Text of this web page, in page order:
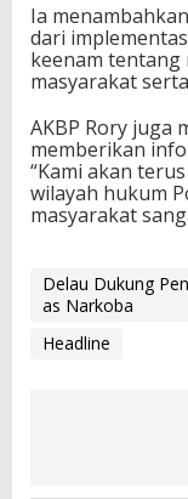
Ia
dari
keenam tentang
masyarakat
AKBP Rory juga
memberikan
“Kami akan
wilayah hukum
masyarakat
Delau Dukung
as Narkoba
Headline